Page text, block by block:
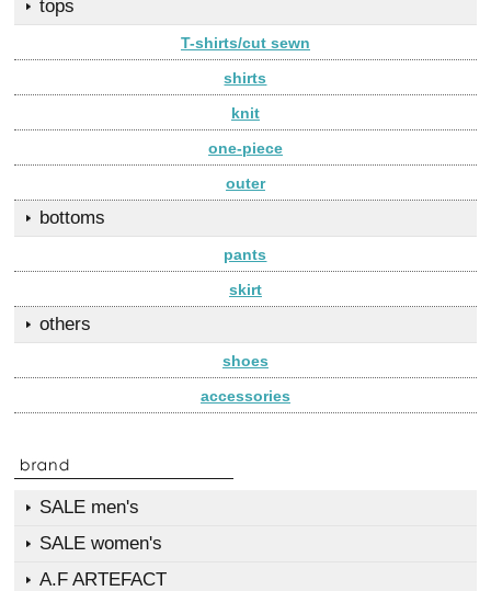
tops
T-shirts/cut sewn
shirts
knit
one-piece
outer
bottoms
pants
skirt
others
shoes
accessories
SALE men's
SALE women's
A.F ARTEFACT